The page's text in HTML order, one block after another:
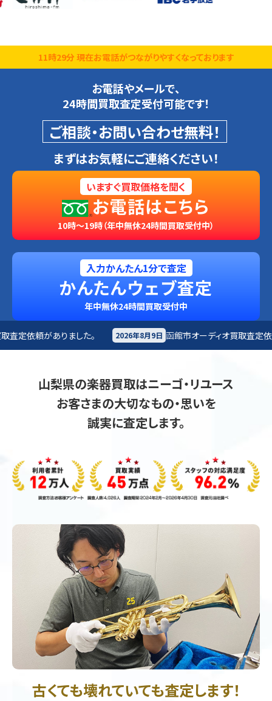
11時29分 現在お電話がつながりやすくなっております
お電話やメールで、
24時間買取査定受付可能です！
ご相談・お問い合わせ無料！
まずはお気軽にご連絡ください！
いますぐ買取価格を聞く
お電話はこちら
10時～19時（年中無休24時間買取受付中）
入力かんたん1分で査定
かんたんウェブ査定
年中無休24時間買取受付中
2026年8月9日 函館市オーディオ買取査定依頼がありました。
山梨県の楽器買取はニーゴ・リユース
お客さまの大切なもの・思いを
誠実に査定します。
古くても壊れていても査定します！